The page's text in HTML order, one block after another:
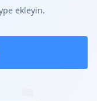
ekleyin.